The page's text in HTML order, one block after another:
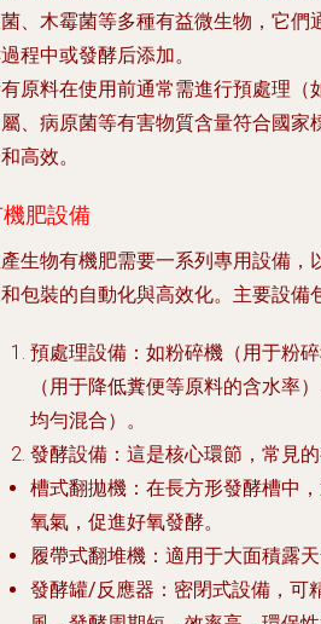
、木霉菌等多種有益微生物，它們
程中或發酵后添加。
原料在使用前通常需進行預處理（
、病原菌等有害物質含量符合國家
高效。
肥設備
生物有機肥需要一系列專用設備，
包裝的自動化與高效化。主要設備
預處理設備 ：如粉碎機（用于粉
（用于降低糞便等原料的含水率
均勻混合）。
發酵設備 ：這是核心環節，常見的
槽式翻拋機 ：在長方形發酵槽中
氧氣，促進好氧發酵。
履帶式翻堆機 ：適用于大面積露天
發酵罐/反應器 ：密閉式設備，可